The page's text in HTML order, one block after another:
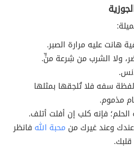
هانت عليه مرارة الصبر.
ولا الشرب من شِرعة منٍّ.
سفه فلا تُلحِقها بمثلها
مذموم.
فإنه كلب إن أفلت أتلف.
وعند غيرك من محبة الله فانظر